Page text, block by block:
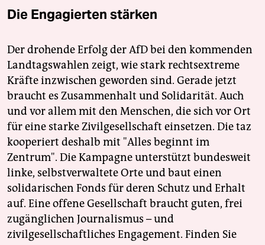
Die Engagierten stärken
Der drohende Erfolg der AfD bei den kommenden
Landtagswahlen zeigt, wie stark rechtsextreme
Kräfte inzwischen geworden sind. Gerade jetzt
braucht es Zusammenhalt und Solidarität. Auch
und vor allem mit den Menschen, die sich vor Ort
für eine starke Zivilgesellschaft einsetzen. Die taz
kooperiert deshalb mit "Alles beginnt im
Zentrum". Die Kampagne unterstützt bundesweit
linke, selbstverwaltete Orte und baut einen
solidarischen Fonds für deren Schutz und Erhalt
auf. Eine offene Gesellschaft braucht guten, frei
zugänglichen Journalismus – und
zivilgesellschaftliches Engagement. Finden Sie